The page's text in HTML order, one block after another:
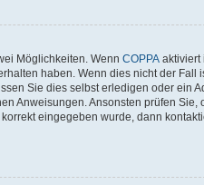
Möglichkeiten. Wenn COPPA aktiviert
haben. Wenn dies nicht der Fall
Sie dies selbst erledigen oder ein
Anweisungen. Ansonsten prüfen Sie,
eingegeben wurde, dann